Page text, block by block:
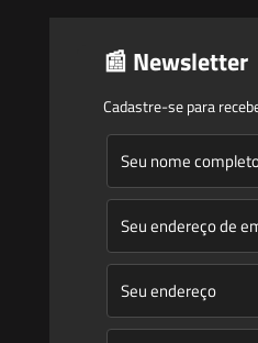
Quem Somos
Atuação
Equipe
Newsletter
Publicações
Novidades Legislativas
📰 Newsletter
Cadastre-se para